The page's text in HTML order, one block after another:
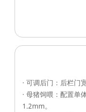
· 可调后门：后栏门
· 母猪饲喂：配置单
1.2mm。